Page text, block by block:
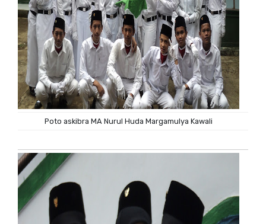
Poto askibra MA Nurul Huda Margamulya Kawali